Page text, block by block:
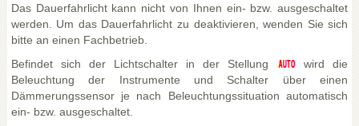
Das Dauerfahrlicht kann nicht von Ihnen ein- bzw. ausgeschaltet
werden. Um das Dauerfahrlicht zu deaktivieren, wenden Sie sich
bitte an einen Fachbetrieb.
Befindet sich der Lichtschalter in der Stellung
wird die
Beleuchtung der Instrumente und Schalter über einen
Dämmerungssensor je nach Beleuchtungssituation automatisch
ein- bzw. ausgeschaltet.